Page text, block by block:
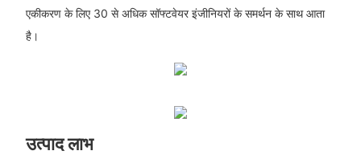
एकीकरण के लिए 30 से अधिक सॉफ्टवेयर इंजीनियरों के समर्थन के साथ आता
है।
उत्पाद लाभ